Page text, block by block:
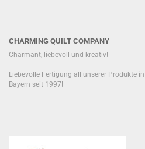
CHARMING QUILT COMPANY
Charmant, liebevoll und kreativ!
Liebevolle Fertigung all unserer Produkte
Bayern seit 1997!